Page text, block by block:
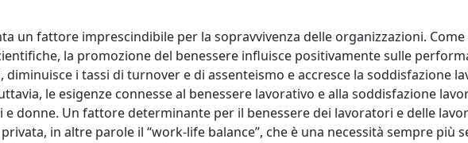
un fattore imprescindibile per la sopravvivenza delle organizzazioni. Come
la promozione del benessere influisce positivamente sulle
i tassi di turnover e di assenteismo e accresce la soddisfazione
le esigenze connesse al benessere lavorativo e alla soddisfazione
donne. Un fattore determinante per il benessere dei lavoratori e delle
in altre parole il “work-life balance”, che è una necessità sempre più